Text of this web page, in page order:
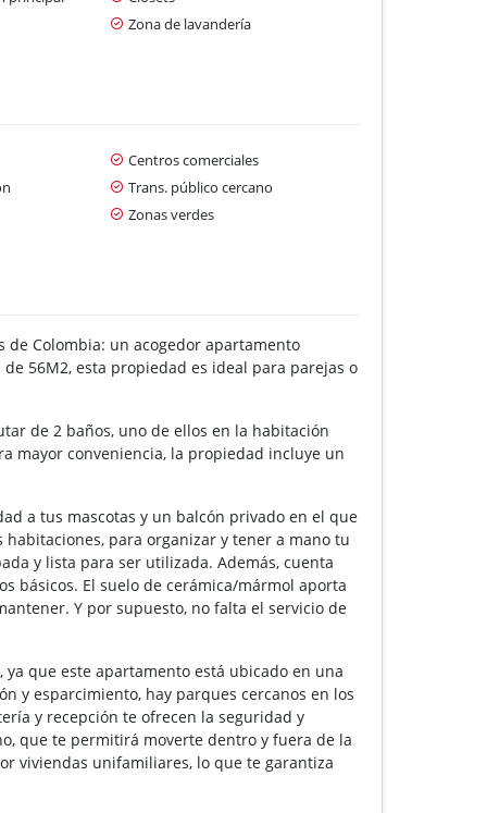
Zona de lavandería
Centros comerciales
Trans. público cercano
Zonas verdes
Colombia: un acogedor apartamento
56M2, esta propiedad es ideal para parejas o
de 2 baños, uno de ellos en la habitación
mayor conveniencia, la propiedad incluye un
a tus mascotas y un balcón privado en el que
para organizar y tener a mano tu
y lista para ser utilizada. Además, cuenta
básicos. El suelo de cerámica/mármol aporta
Y por supuesto, no falta el servicio de
que este apartamento está ubicado en una
y esparcimiento, hay parques cercanos en los
y recepción te ofrecen la seguridad y
que te permitirá moverte dentro y fuera de la
viviendas unifamiliares, lo que te garantiza